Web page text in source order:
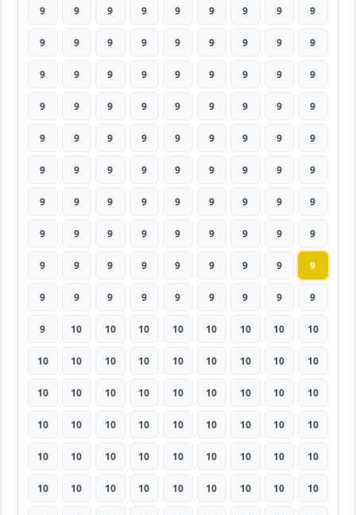
9 9 9 9 9 9 9 9 9
9 9 9 9 9 9 9 9 9
9 9 9 9 9 9 9 9 9
9 9 9 9 9 9 9 9 9
9 9 9 9 9 9 9 9 9
9 9 9 9 9 9 9 9 9
9 9 9 9 9 9 9 9 9
9 9 9 9 9 9 9 9 9
9 9 9 9 9 9 9 9 9
9 9 9 9 9 9 9 9 9
9 10 10 10 10 10 10 10 10
10 10 10 10 10 10 10 10 10
10 10 10 10 10 10 10 10 10
10 10 10 10 10 10 10 10 10
10 10 10 10 10 10 10 10 10
10 10 10 10 10 10 10 10 10